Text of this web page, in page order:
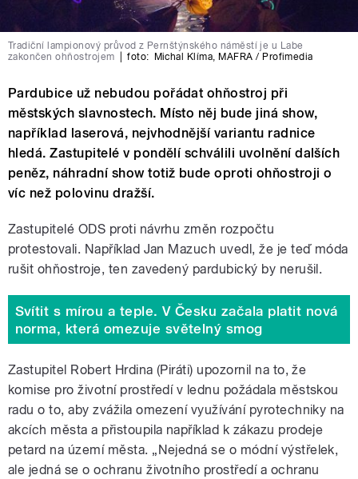
Tradiční lampionový průvod z Pernštýnského náměstí je u Labe
zakončen ohňostrojem
foto: Michal Klíma, MAFRA / Profimedia
Pardubice už nebudou pořádat ohňostroj při
městských slavnostech. Místo něj bude jiná show,
například laserová, nejvhodnější variantu radnice
hledá. Zastupitelé v pondělí schválili uvolnění dalších
peněz, náhradní show totiž bude oproti ohňostroji o
víc než polovinu dražší.
Zastupitelé ODS proti návrhu změn rozpočtu
protestovali. Například Jan Mazuch uvedl, že je teď móda
rušit ohňostroje, ten zavedený pardubický by nerušil.
Svítit s mírou a teple. V Česku začala platit nová
norma, která omezuje světelný smog
Zastupitel Robert Hrdina (Piráti) upozornil na to, že
komise pro životní prostředí v lednu požádala městskou
radu o to, aby zvážila omezení využívání pyrotechniky na
akcích města a přistoupila například k zákazu prodeje
petard na území města. „Nejedná se o módní výstřelek,
ale jedná se o ochranu životního prostředí a ochranu